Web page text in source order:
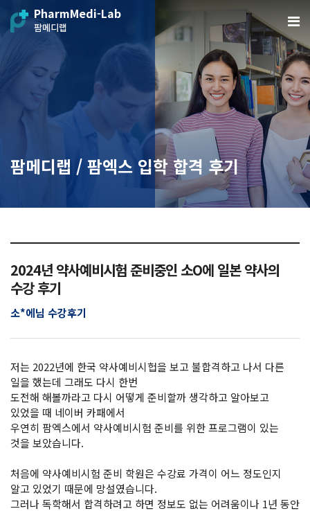
PharmMedi-Lab
팜메디랩
팜메디랩 / 팜엑스 입학 합격 후기
2024년 약사예비시험 준비중인 소O에 일본 약사의
수강 후기
소*에님 수강후기
저는 2022년에 한국 약사예비시헙을 보고 불합격하고 나서 다른
일을 했는데 그래도 다시 한번
도전해 해볼까라고 다시 어떻게 준비할까 생각하고 알아보고
있었을 때 네이버 카패에서
우연히 팜엑스에서 약사예비시험 준비를 위한 프로그램이 있는
것을 보았습니다.
처음에 약사예비시험 준비 학원은 수강료 가격이 어느 정도인지
알고 있었기 때문에 망설였습니다.
그러나 독학해서 합격하려고 하면 정보도 없는 어려움이나 1년 동안